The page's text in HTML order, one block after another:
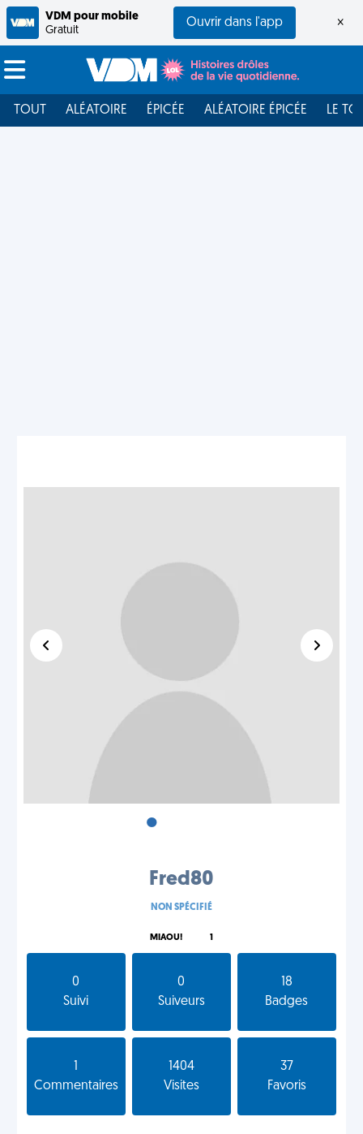
VDM pour mobile
Gratuit
Ouvrir dans l'app ×
TOUT ALÉATOIRE ÉPICÉE ALÉATOIRE ÉPICÉE LE
•
Fred80
NON SPÉCIFIÉ
MIAOU! 1
0
Suivi
0
Suiveurs
18
Badges
Commentaires
1404
Visites
37
Favoris